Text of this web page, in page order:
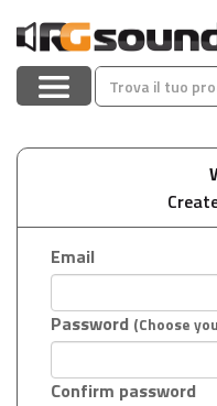
Email
Password (Choose
Confirm password